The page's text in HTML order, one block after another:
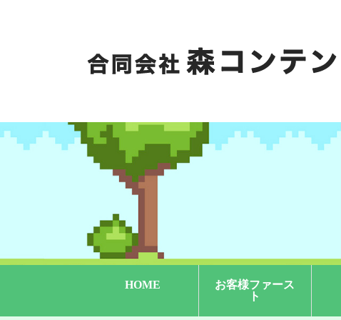
HOME
お客様ファース
ト